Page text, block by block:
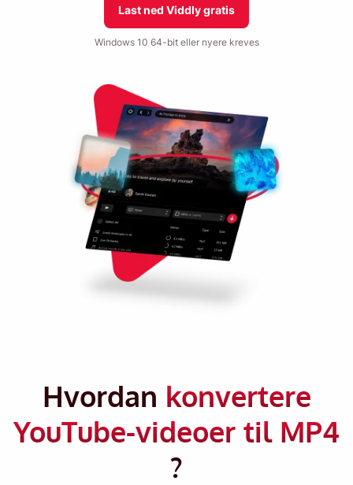
Last ned Viddly gratis
Windows 10 64-bit eller nyere kreves
Hvordan konvertere
YouTube-videoer til MP4
?